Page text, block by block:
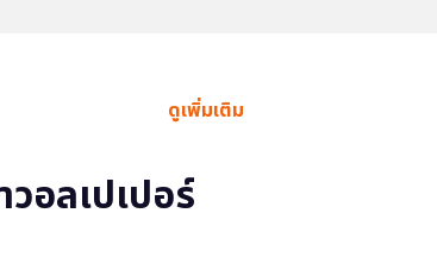
ดูเพิ่มเติม
วอลเปเปอร์